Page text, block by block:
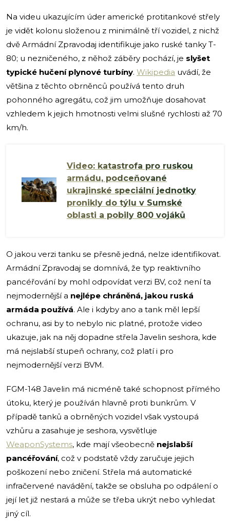
Na videu ukazujícím úder americké protitankové střely
je vidět kolonu složenou z minimálně tří vozidel, z nichž
dvě Armádní Zpravodaj identifikuje jako ruské tanky T-
80; u nezničeného, z něhož záběry pochází, je slyšet
typické hučení plynové turbíny. Wikipedia uvádí, že
většina z těchto obrněnců používá tento druh
pohonného agregátu, což jim umožňuje dosahovat
vzhledem k jejich hmotnosti velmi slušné rychlosti až 70
km/h.
Video: katastrofa pro ruskou
armádu, podceňované
ukrajinské speciální jednotky
pronikly do týlu v Sumské
oblasti a pobily 800 vojáků
O jakou verzi tanku se přesně jedná, nelze identifikovat.
Armádní Zpravodaj se domnívá, že typ reaktivního
pancéřování by mohl odpovídat verzi BV, což není ta
nejmodernější a nejlépe chráněná, jakou ruská
armáda používá. Ale i kdyby ano a tank měl lepší
ochranu, asi by to nebylo nic platné, protože video
ukazuje, jak na něj dopadne střela Javelin seshora, kde
má nejslabší stupeň ochrany, což platí i pro
nejmodernější verzi BVM.
FGM-148 Javelin má nicméně také schopnost přímého
útoku, který je používán hlavně proti bunkrům. V
případě tanků a obrněných vozidel však vystoupá
vzhůru a zasahuje je seshora, vysvětluje
WeaponSystems, kde mají všeobecně nejslabší
pancéřování, což v podstatě vždy zaručuje jejich
poškození nebo zničení. Střela má automatické
infračervené navádění, takže se obsluha po odpálení o
její let již nestará a může se třeba ukrýt nebo vyhledat
jiný cíl.